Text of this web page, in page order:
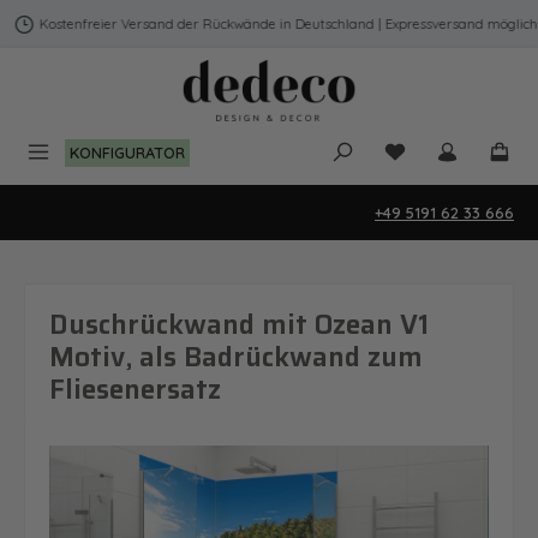
Zum Hauptinhalt springen
Kostenfreier Versand der Rückwände in Deutschland | Expressversand möglich
KONFIGURATOR Du hast 0
+49 5191 62 33 666
Duschrückwand mit Ozean V1
Motiv, als Badrückwand zum
Fliesenersatz
Bildergalerie überspringen